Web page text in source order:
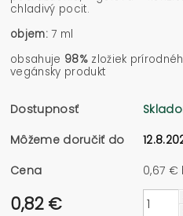
chladivý pocit.
objem: 7 ml
obsahuje 98%zložiek
vegánsky produkt
Dostupnosť
Môžeme doručiť do
Cena
0,82 €